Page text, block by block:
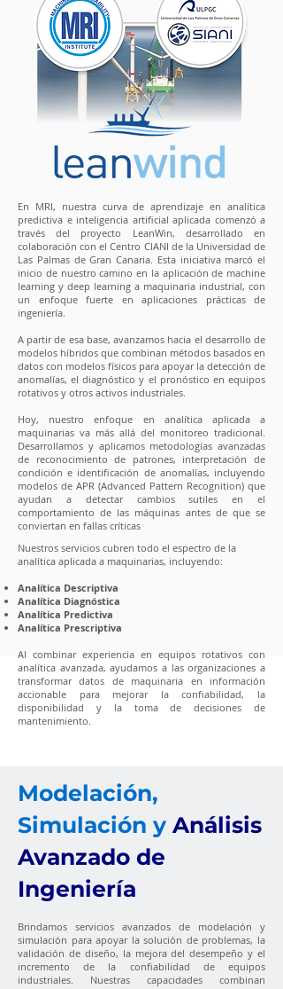
Inspecciones de termografía infrarroja
Inspecciones por ultrasonido aerotransportado
Soporte para monitoreo remoto
Integración agnóstica de múltiples sistemas de
monitoreo inalámbrico
Desarrollo de arquitecturas CBM/PdM basado en
mejores prácticas de la industria
Diagnóstico multitecnología para equipos rotativos
Análisis de tendencias y prognosis de condición
En MRI, nuestra curva de aprendizaje en analítica
predictiva e inteligencia artificial aplicada comenzó a
través del proyecto LeanWin, desarrollado en
colaboración con el Centro CIANI de la Universidad de
Las Palmas de Gran Canaria. Esta iniciativa marcó el
inicio de nuestro camino en la aplicación de machine
learning y deep learning a maquinaria industrial, con
un enfoque fuerte en aplicaciones prácticas de
ingeniería.
A partir de esa base, avanzamos hacia el desarrollo de
modelos híbridos que combinan métodos basados en
datos con modelos físicos para apoyar la detección de
anomalías, el diagnóstico y el pronóstico en equipos
rotativos y otros activos industriales.
Hoy, nuestro enfoque en analítica aplicada a
maquinarias va más allá del monitoreo tradicional.
Desarrollamos y aplicamos metodologías avanzadas
de reconocimiento de patrones, interpretación de
condición e identificación de anomalías, incluyendo
modelos de APR (Advanced Pattern Recognition) que
ayudan a detectar cambios sutiles en el
comportamiento de las máquinas antes de que se
conviertan en fallas críticas
Nuestros servicios cubren todo el espectro de la
analítica aplicada a maquinarias, incluyendo:
Analítica Descriptiva
Analítica Diagnóstica
Analítica Predictiva
Analítica Prescriptiva
Al combinar experiencia en equipos rotativos con
analítica avanzada, ayudamos a las organizaciones a
transformar datos de maquinaria en información
accionable para mejorar la confiabilidad, la
disponibilidad y la toma de decisiones de
mantenimiento.
Brindamos servicios avanzados de modelación y
simulación para apoyar la solución de problemas, la
validación de diseño, la mejora del desempeño y el
incremento de la confiabilidad de equipos
industriales. Nuestras capacidades combinan
Modelación,
Simulación y Análisis
Avanzado de
Ingeniería